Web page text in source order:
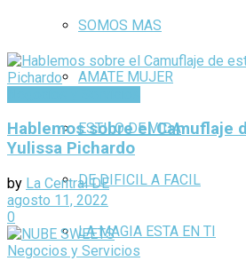
SOMOS MAS
AMATE MUJER
ESTILO DE VIDA
DE DIFICIL A FACIL
LA MAGIA ESTA EN TI
Hablemos sobre el Camuflaje
Yulissa Pichardo
by La Central DE
agosto 11, 2022
0
Negocios y Servicios